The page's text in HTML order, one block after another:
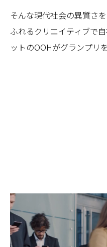
そんな現代社会の異質さ
ふれるクリエイティブで
ットのOOHがグランプリ